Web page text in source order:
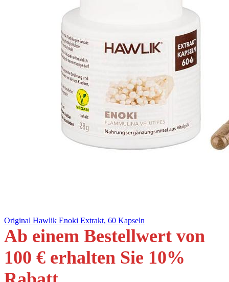
Original Hawlik Enoki Extrakt, 60 Kapseln
Ab einem Bestellwert von
100 € erhalten Sie 10%